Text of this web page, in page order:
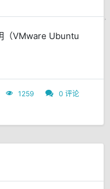
（VMware Ubuntu
1259
0 评论